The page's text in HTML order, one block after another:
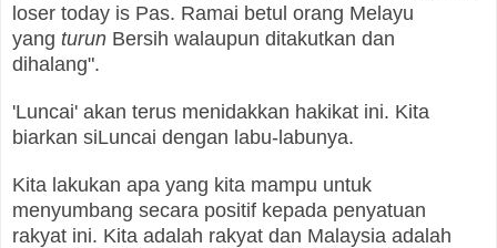
loser today is Pas. Ramai betul orang Melayu
yang turun Bersih walaupun ditakutkan dan
dihalang".
'Luncai' akan terus menidakkan hakikat ini. Kita
biarkan siLuncai dengan labu-labunya.
Kita lakukan apa yang kita mampu untuk
menyumbang secara positif kepada penyatuan
rakyat ini. Kita adalah rakyat dan Malaysia adalah